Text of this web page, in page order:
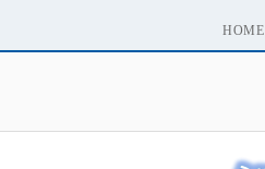
HOME |